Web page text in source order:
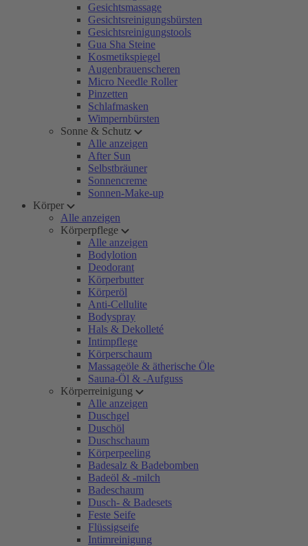
Gesichtsmassage
Gesichtsreinigungsbürsten
Gesichtsreinigungstools
Gua Sha Steine
Kosmetikspiegel
Augenbrauenscheren
Micro Needle Roller
Pinzetten
Schlafmasken
Wimpernbürsten
Sonne & Schutz
Alle anzeigen
After Sun
Selbstbräuner
Sonnencreme
Sonnen-Make-up
Körper
Alle anzeigen
Körperpflege
Alle anzeigen
Bodylotion
Deodorant
Körperbutter
Körperöl
Anti-Cellulite
Bodyspray
Hals & Dekolleté
Intimpflege
Körperschaum
Massageöle & ätherische Öle
Sauna-Öl & -Aufguss
Körperreinigung
Alle anzeigen
Duschgel
Duschöl
Duschschaum
Körperpeeling
Badesalz & Badebomben
Badeöl & -milch
Badeschaum
Dusch- & Badesets
Feste Seife
Flüssigseife
Intimreinigung